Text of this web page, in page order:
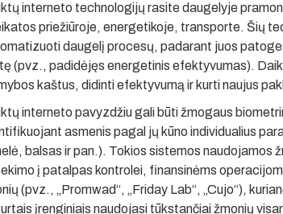
interneto technologijų rasite daugelyje
priežiūroje, energetikoje, transporte. Šių
daugelį procesų, padarant juos
(pvz., padidėjęs energetinis efektyvumas).
kaštus, didinti efektyvumą ir kurti naujus
interneto pavyzdžiu gali būti žmogaus
asmenis pagal jų kūno individualius
balsas ir pan.). Tokios sistemos naudojamos
į patalpas kontrolei, finansinėms
(pvz., „Promwad“, „Friday Lab“, „Cujo“),
įrenginiais naudojasi tūkstančiai žmonių